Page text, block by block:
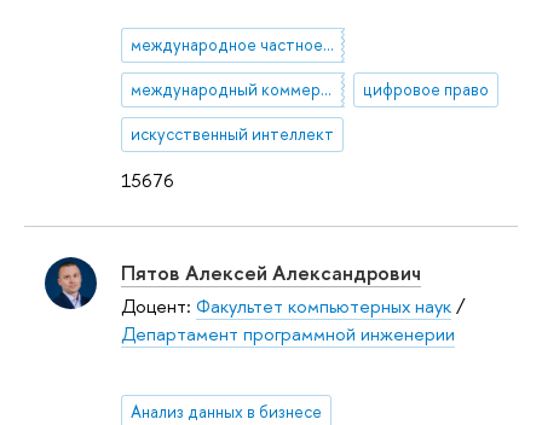
15676
международное частное право
международный коммерческий арбитраж цифровое право
искусственный интеллект
Пятов Алексей Александрович
Доцент: Факультет компьютерных наук/
Департамент программной инженерии
Анализ данных в бизнесе